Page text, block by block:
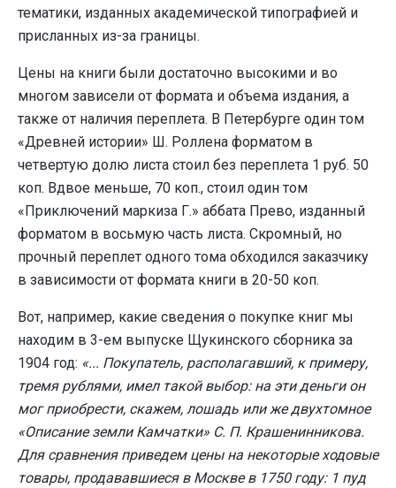
тематики, изданных академической типографией и
присланных из-за границы.
Цены на книги были достаточно высокими и во
многом зависели от формата и объема издания, а
также от наличия переплета. В Петербурге один том
«Древней истории» Ш. Роллена форматом в
четвертую долю листа стоил без переплета 1 руб. 50
коп. Вдвое меньше, 70 коп., стоил один том
«Приключений маркиза Г.» аббата Прево, изданный
форматом в восьмую часть листа. Скромный, но
прочный переплет одного тома обходился заказчику
в зависимости от формата книги в 20-50 коп.
Вот, например, какие сведения о покупке книг мы
находим в 3-ем выпуске Щукинского сборника за
1904 год: «... Покупатель, располагавший, к примеру,
тремя рублями, имел такой выбор: на эти деньги он
мог приобрести, скажем, лошадь или же двухтомное
«Описание земли Камчатки» С. П. Крашенинникова.
Для сравнения приведем цены на некоторые ходовые
товары, продававшиеся в Москве в 1750 году: 1 пуд